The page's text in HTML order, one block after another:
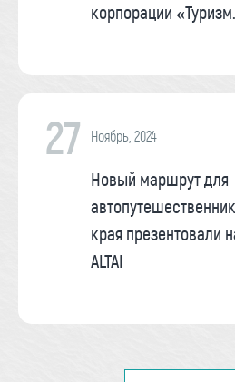
корпорации
27 Ноябрь, 2024
Новый маршрут для
края презентовали
ALTAI